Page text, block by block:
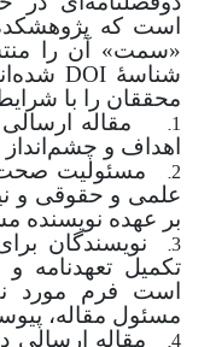
است که
«سمت» آن را
شناسۀ DOI
محققان را با
1.
مقاله
اهداف و
2.
مسئولیت
علمی و حقوقی و
بر عهده نویسنده
3.
نویسندگان
تکمیل تعهدنامه
است فرم مورد
مسئول مقاله،
مقاله ارسالی